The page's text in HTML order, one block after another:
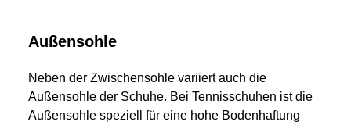
Außensohle
Neben der Zwischensohle variiert auch die
Außensohle der Schuhe. Bei Tennisschuhen ist die
Außensohle speziell für eine hohe Bodenhaftung